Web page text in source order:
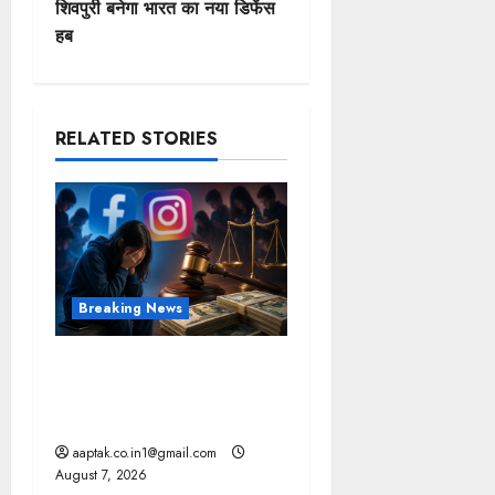
s
n
a
v
i
g
a
i
शिवपुरी बनेगा भारत का नया डिफेंस
हब
RELATED STORIES
Breaking News
aaptak.co.in1@gmail.com
August 7, 2026